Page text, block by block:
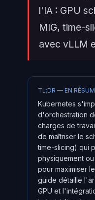
l'IA : GPU
MIG, time-
avec vLLM
TL;DR — EN
Kubernetes
d'orchestration
charges de
de maîtriser le
time-slicing) qui
physiquement
pour maximiser
guide détaille
GPU et